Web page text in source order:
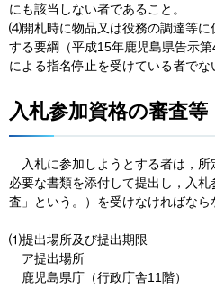
にも該当しない者であること。
⑷開札時に物品又は役務の調達等に
する要綱（平成15年鹿児島県告示
による指名停止を受けている者でな
入札参加資格の審査等
入札に参加しようとする者は，
必要な書類を添付して提出し，入
査」という。）を受けなければなら
⑴提出場所及び提出期限
ア提出場所
鹿児島県庁（行政庁舎11階）